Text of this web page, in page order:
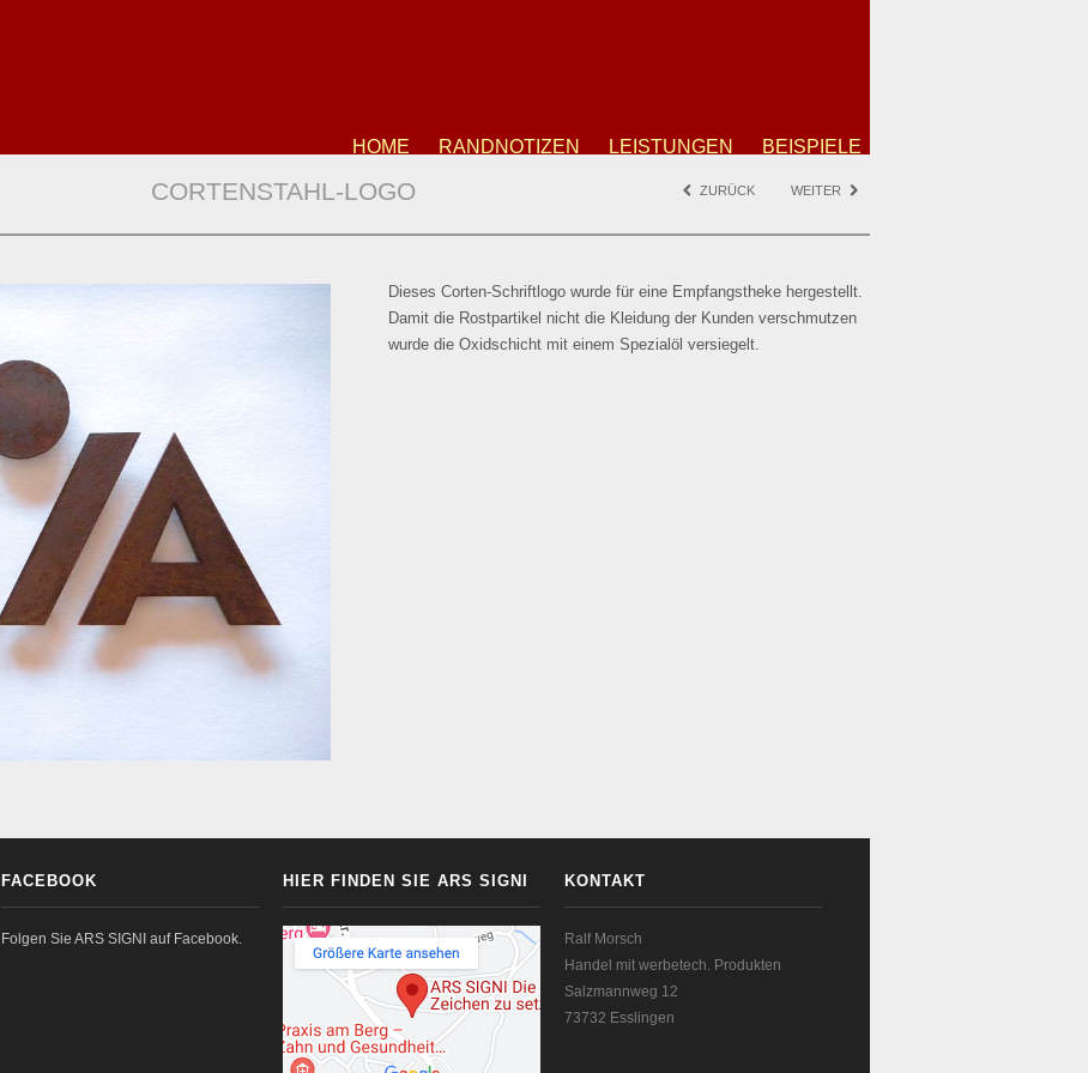
HOME RANDNOTIZEN LEISTUNGEN BEISPIELE
CORTENSTAHL-LOGO ZURÜCK WEITER
Dieses Corten-Schriftlogo wurde für eine Empfangstheke hergestellt.
Damit die Rostpartikel nicht die Kleidung der Kunden verschmutzen
wurde die Oxidschicht mit einem Spezialöl versiegelt.
FACEBOOK
Folgen Sie ARS SIGNI auf Facebook.
HIER FINDEN SIE ARS SIGNI KONTAKT
Ralf Morsch
Handel mit werbetech. Produkten
Salzmannweg 12
73732 Esslingen